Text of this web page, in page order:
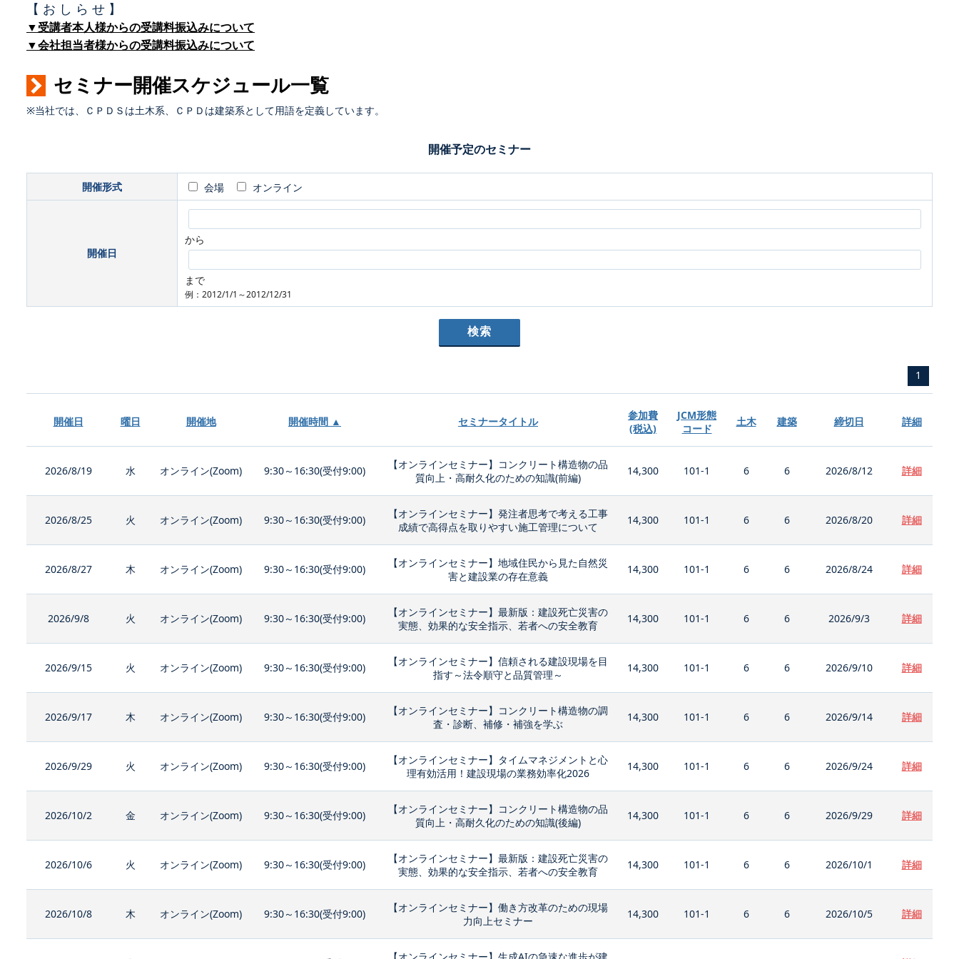
【 お し ら せ 】
▼受講者本人様からの受講料振込みについて
▼会社担当者様からの受講料振込みについて
セミナー開催スケジュール一覧
※当社では、ＣＰＤＳは土木系、ＣＰＤは建築系として用語を定義しています。
開催予定のセミナー
開催形式 会場 オンライン
開催日
から
まで
例：2012/1/1～2012/12/31
1
開催日 曜日 開催地 開催時間 ▲ セミナータイトル
参加費
(税込)
JCM形態
コード
土木 建築 締切日 詳細
2026/8/19 水 オンライン(Zoom) 9:30～16:30(受付9:00)
【オンラインセミナー】コンクリート構造物の品
質向上・高耐久化のための知識(前編)
14,300 101-1 6 6 2026/8/12 詳細
2026/8/25 火 オンライン(Zoom) 9:30～16:30(受付9:00)
【オンラインセミナー】発注者思考で考える工事
成績で高得点を取りやすい施工管理について
14,300 101-1 6 6 2026/8/20 詳細
2026/8/27 木 オンライン(Zoom) 9:30～16:30(受付9:00)
【オンラインセミナー】地域住民から見た自然災
害と建設業の存在意義
14,300 101-1 6 6 2026/8/24 詳細
2026/9/8 火 オンライン(Zoom) 9:30～16:30(受付9:00)
【オンラインセミナー】最新版：建設死亡災害の
実態、効果的な安全指示、若者への安全教育
14,300 101-1 6 6 2026/9/3 詳細
2026/9/15 火 オンライン(Zoom) 9:30～16:30(受付9:00)
【オンラインセミナー】信頼される建設現場を目
指す～法令順守と品質管理～
14,300 101-1 6 6 2026/9/10 詳細
2026/9/17 木 オンライン(Zoom) 9:30～16:30(受付9:00)
【オンラインセミナー】コンクリート構造物の調
査・診断、補修・補強を学ぶ
14,300 101-1 6 6 2026/9/14 詳細
2026/9/29 火 オンライン(Zoom) 9:30～16:30(受付9:00)
【オンラインセミナー】タイムマネジメントと心
理有効活用！建設現場の業務効率化2026
14,300 101-1 6 6 2026/9/24 詳細
2026/10/2 金 オンライン(Zoom) 9:30～16:30(受付9:00)
【オンラインセミナー】コンクリート構造物の品
質向上・高耐久化のための知識(後編)
14,300 101-1 6 6 2026/9/29 詳細
2026/10/6 火 オンライン(Zoom) 9:30～16:30(受付9:00)
【オンラインセミナー】最新版：建設死亡災害の
実態、効果的な安全指示、若者への安全教育
14,300 101-1 6 6 2026/10/1 詳細
2026/10/8 木 オンライン(Zoom) 9:30～16:30(受付9:00)
【オンラインセミナー】働き方改革のための現場
力向上セミナー
14,300 101-1 6 6 2026/10/5 詳細